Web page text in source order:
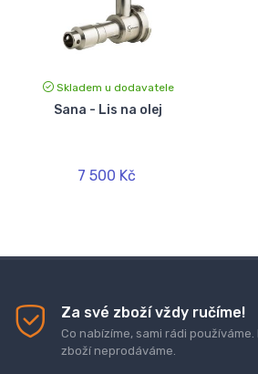
Skladem u dodavatele
Sana - Lis na olej
7 500 Kč
Za své zboží vždy ručíme!
Co nabízíme, sami rádi
zboží neprodáváme.